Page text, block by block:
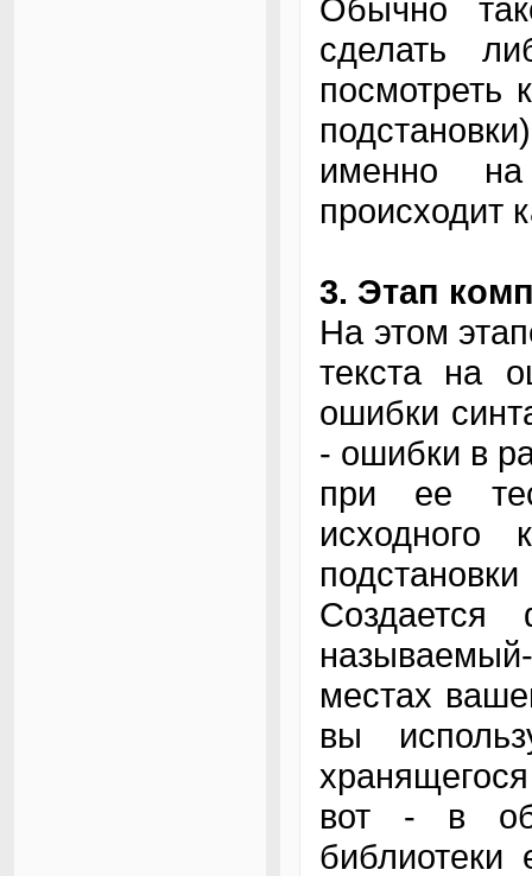
Обычно
сделать
посмотреть
именно на
происходит
3. Этап
На этом
текста на
ошибки
- ошибки в
при ее
местах
вы
вот - в